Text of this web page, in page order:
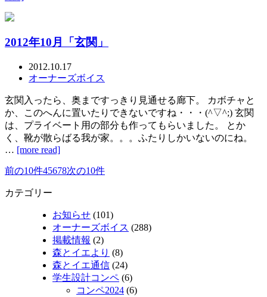
2012年10月「玄関」
2012.10.17
オーナーズボイス
玄関入ったら、奥まですっきり見通せる廊下。 カボチャと
か、このへんに置いたりできないですね・・・(^▽^;) 玄関
は、プライベート用の部分も作ってもらいました。 とか
く、靴が散らばる我が家。。。ふたりしかいないのにね。
… [more read]
前の10件45678次の10件
カテゴリー
お知らせ (101)
オーナーズボイス (288)
掲載情報 (2)
森とイエより (8)
森とイエ通信 (24)
学生設計コンペ (6)
コンペ2024 (6)